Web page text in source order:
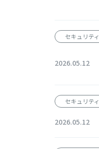
セキュリティ
2026.05.12
セキュリティ
2026.05.12